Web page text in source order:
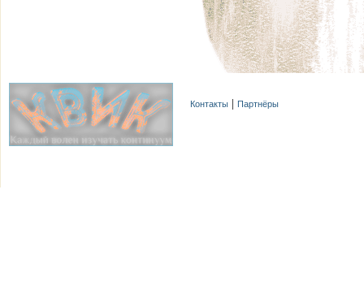
Контакты Партнёры